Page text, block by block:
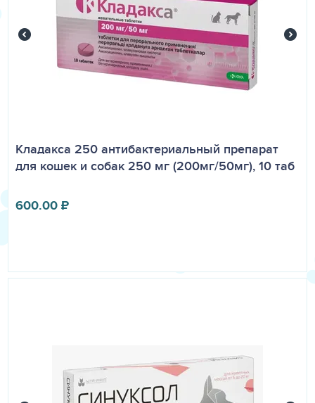
Кладакса 250 антибактериальный препарат
для кошек и собак 250 мг (200мг/50мг), 10 таб
600.00₽